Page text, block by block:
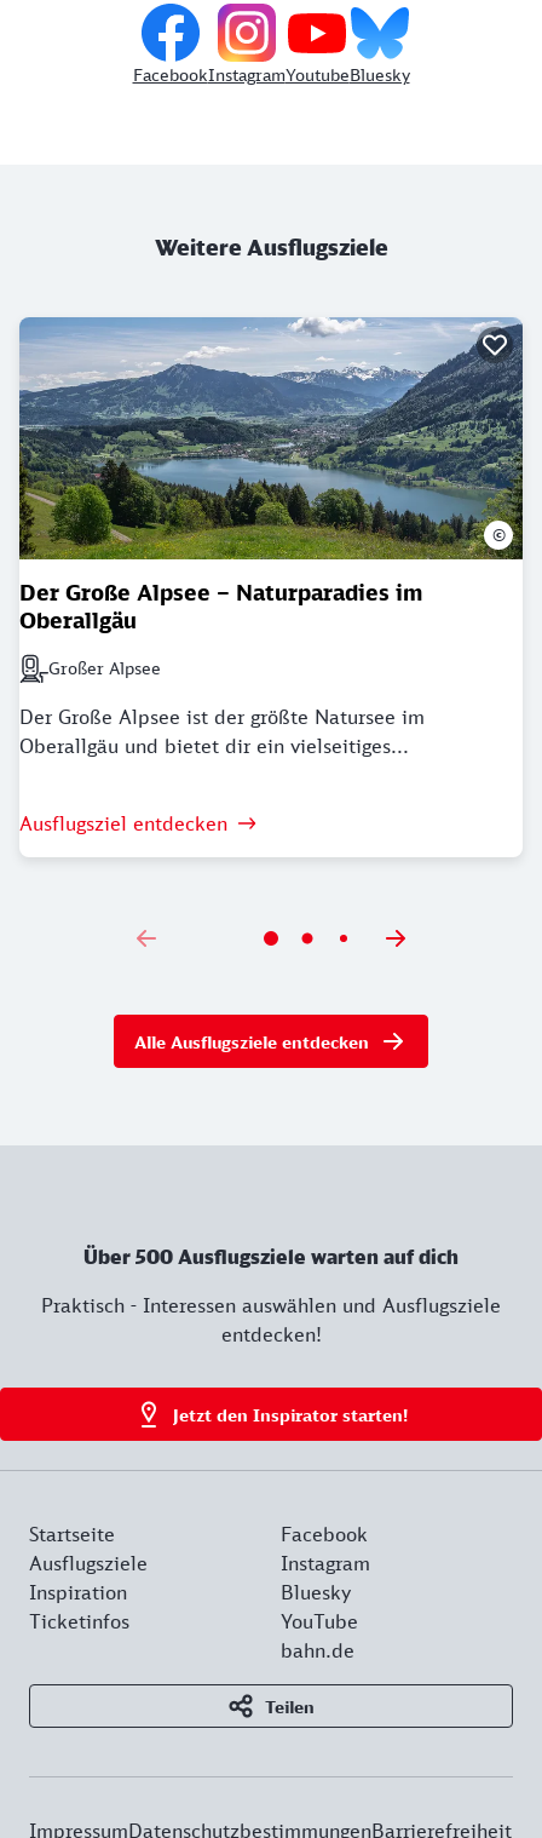
FacebookInstagramYoutubeBluesky
Weitere Ausflugsziele
Der Große Alpsee – Naturparadies im
Oberallgäu
Nächstgelegener Bahnhof: Großer Alpsee
Großer Alpsee
Der Große Alpsee ist der größte Natursee im
Oberallgäu und bietet dir ein vielseitiges...
Ausflugsziel entdecken
©
Alle Ausflugsziele entdecken
Über 500 Ausflugsziele warten auf dich
Praktisch - Interessen auswählen und Ausflugsziele
entdecken!
Jetzt den Inspirator starten!
Startseite
Ausflugsziele
Inspiration
Ticketinfos
Facebook
Instagram
Bluesky
YouTube
bahn.de
Teilen
ImpressumDatenschutzbestimmungenBarrierefreiheit